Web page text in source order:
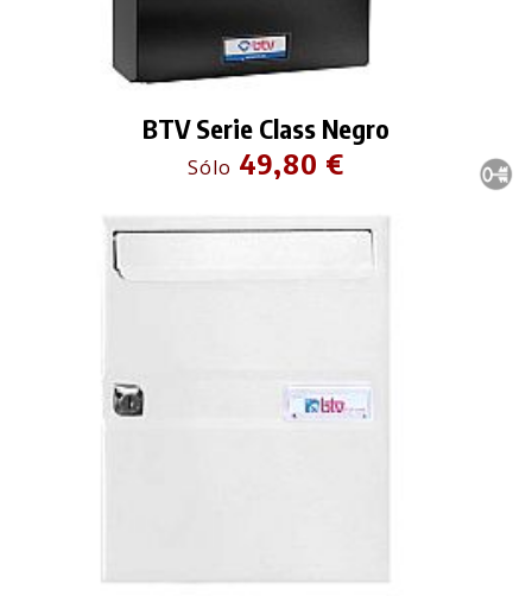
BTV Serie Class Negro
Sólo 49,80 €